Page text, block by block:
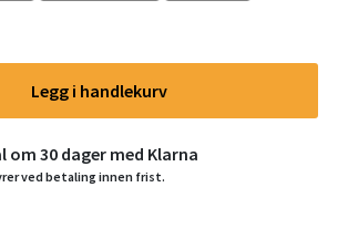
Legg i handlekurv
om 30 dager med Klarna
ved betaling innen frist.